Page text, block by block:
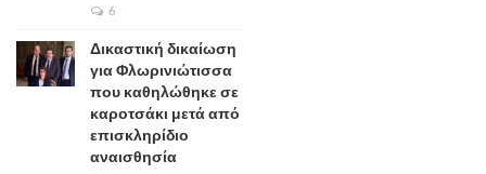
6
Δικαστική δικαίωση
για Φλωρινιώτισσα
που καθηλώθηκε σε
καροτσάκι μετά από
επισκληρίδιο
αναισθησία